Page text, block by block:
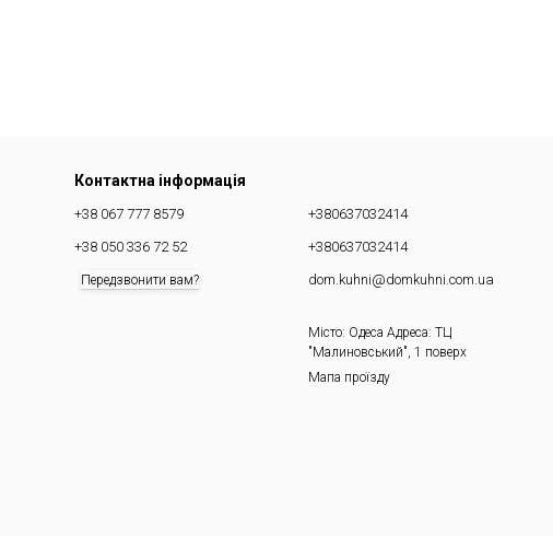
Контактна інформація
+38 067 777 8579
+38 050 336 72 52
Передзвонити вам?
+380637032414
+380637032414
dom.kuhni@domkuhni.com.ua
Місто: Одеса Адреса: ТЦ
"Малиновський", 1 поверх
Мапа проїзду